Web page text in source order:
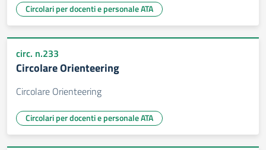
Circolari per docenti e personale ATA
circ. n.233
Circolare Orienteering
Circolare Orienteering
Circolari per docenti e personale ATA